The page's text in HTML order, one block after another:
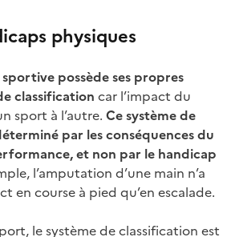
physiques
possède ses propres
classification car l’impact du
sport à l’autre. Ce système de
par les conséquences du
et non par le handicap
l’amputation d’une main n’a
en course à pied qu’en escalade.
le système de classification est